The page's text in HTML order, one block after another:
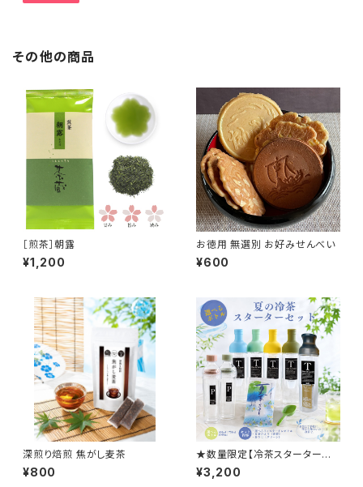
その他の商品
［煎茶］朝露
¥1,200
お徳用 無選別 お好みせんべい
¥600
深煎り焙煎 焦がし麦茶
¥800
★数量限定【冷茶スターターセッ
ト】夏茶だよりとフィルターイン
ボトル+おまけつき
¥3,200